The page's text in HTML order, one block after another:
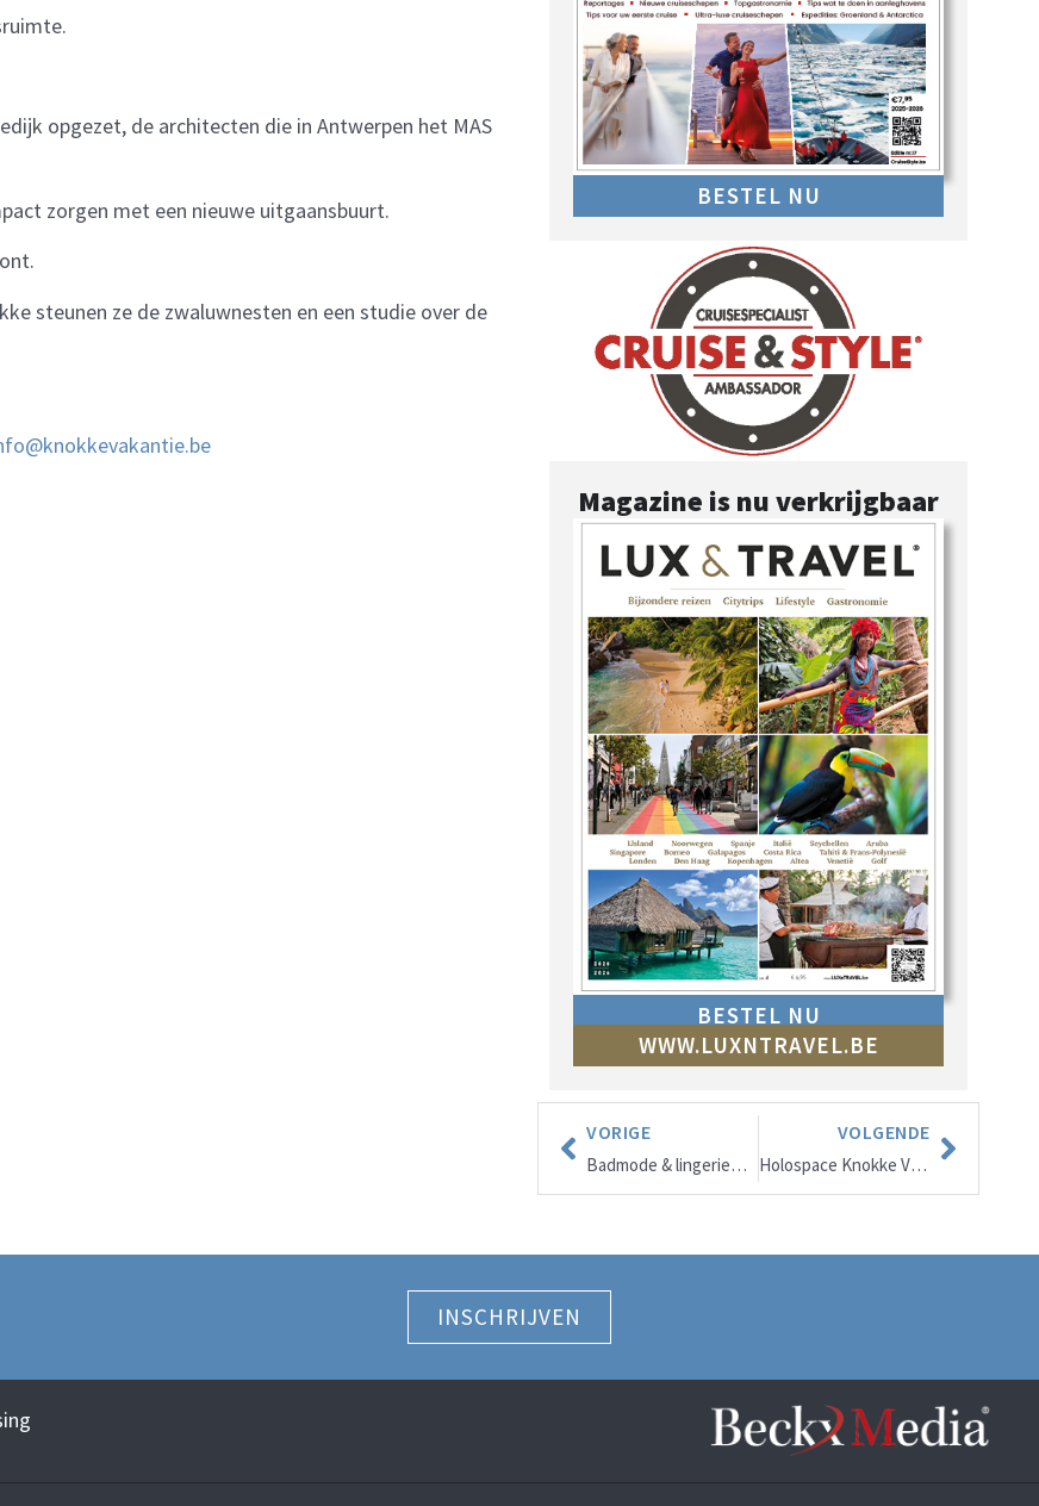
opgezet, de architecten die in Antwerpen het MAS
zorgen met een nieuwe uitgaansbuurt.
steunen ze de zwaluwnesten en een studie over de
BESTEL NU
Magazine is nu verkrijgbaar
BESTEL NU
WWW.LUXNTRAVEL.BE
VORIGE
Badmode & lingeriewinkels in Knokke, Knokke-Heist, aanrader door LUX & TRAVEL® magazine
VOLGENDE
Holospace Knokke Virtual Reality Center
INSCHRIJVEN